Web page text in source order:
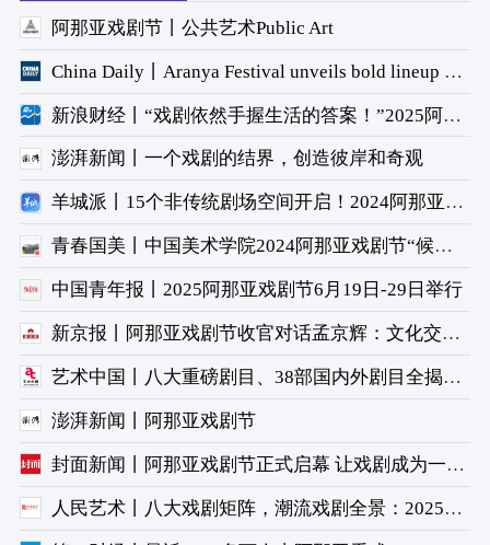
阿那亚戏剧节丨公共艺术Public Art
China Daily丨Aranya Festival unveils bold lineup of plays
新浪财经丨“戏剧依然手握生活的答案！”2025阿那亚戏剧节闭幕
澎湃新闻丨一个戏剧的结界，创造彼岸和奇观
羊城派丨15个非传统剧场空间开启！2024阿那亚戏剧节正式开幕
青春国美丨中国美术学院2024阿那亚戏剧节“候鸟300”驻地创作
中国青年报丨2025阿那亚戏剧节6月19日-29日举行
新京报丨阿那亚戏剧节收官对话孟京辉：文化交流能打破心理藩篱
艺术中国丨八大重磅剧目、38部国内外剧目全揭晓 2023年阿那亚戏剧节全攻略看这篇就够了！
澎湃新闻丨阿那亚戏剧节
封面新闻丨阿那亚戏剧节正式启幕 让戏剧成为一种生活方式
人民艺术丨八大戏剧矩阵，潮流戏剧全景：2025阿那亚戏剧节剧目全揭晓